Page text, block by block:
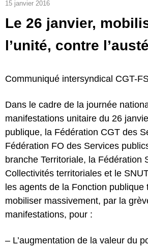
15 janvier 2016
Le 26 janvier,
l’unité, contre
Communiqué intersyndical CGT-
Dans le cadre de la journée
manifestations unitaire du 26
publique, la Fédération CGT des
Fédération FO des Services
branche Territoriale, la Fédération
Collectivités territoriales et le
les agents de la Fonction publique
mobiliser massivement, par la
manifestations, pour :
– L’augmentation de la valeur du